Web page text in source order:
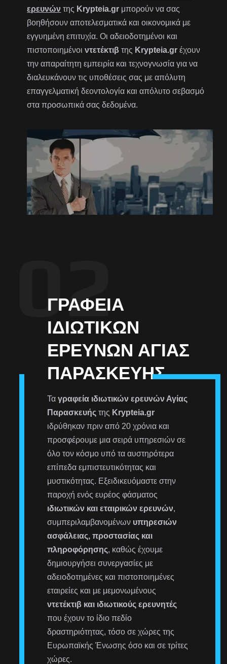
ερευνών της Krypteia.gr μπορούν να σας
βοηθήσουν αποτελεσματικά και οικονομικά με
εγγυημένη επιτυχία. Οι αδειοδοτημένοι και
πιστοποιημένοιντετέκτιβ της Krypteia.gr έχουν
την απαραίτητη εμπειρία και τεχνογνωσία για να
διαλευκάνουν τις υποθέσεις σας με απόλυτη
επαγγελματική δεοντολογία και απόλυτο σεβασμό
στα προσωπικά σας δεδομένα.
ΓΡΑΦΕΊΑ
ΙΔΙΩΤΙΚΏΝ
ΕΡΕΥΝΏΝ ΑΓΊΑΣ
ΠΑΡΑΣΚΕΥΉΣ
Ταγραφεία ιδιωτικών ερευνών Αγίας
Παρασκευής της Krypteia.gr
ιδρύθηκαν πριν από 20 χρόνια και
προσφέρουμε μια σειρά υπηρεσιών σε
όλο τον κόσμο υπό τα αυστηρότερα
επίπεδα εμπιστευτικότητας και
μυστικότητας. Εξειδικευόμαστε στην
παροχή ενός ευρέος φάσματος
ιδιωτικών και εταιρικών ερευνών,
συμπεριλαμβανομένων υπηρεσιών
ασφάλειας, προστασίας και
πληροφόρησης, καθώς έχουμε
δημιουργήσει συνεργασίες με
αδειοδοτημένες και πιστοποιημένες
εταιρείες και με μεμονωμένους
ντετέκτιβ και ιδιωτικούς ερευνητές
που έχουν το ίδιο πεδίο
δραστηριότητας, τόσο σε χώρες της
Ευρωπαϊκής Ένωσης όσο και σε τρίτες
χώρες.